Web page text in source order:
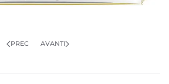
PREC AVANTI